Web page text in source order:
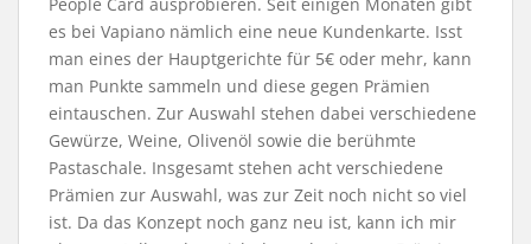
People Card ausprobieren. Seit einigen Monaten gibt
es bei Vapiano nämlich eine neue Kundenkarte. Isst
man eines der Hauptgerichte für 5€ oder mehr, kann
man Punkte sammeln und diese gegen Prämien
eintauschen. Zur Auswahl stehen dabei verschiedene
Gewürze, Weine, Olivenöl sowie die berühmte
Pastaschale. Insgesamt stehen acht verschiedene
Prämien zur Auswahl, was zur Zeit noch nicht so viel
ist. Da das Konzept noch ganz neu ist, kann ich mir